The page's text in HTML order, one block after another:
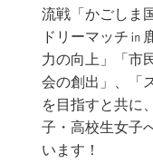
流戦「かごしま
ドリーマッチ㏌
力の向上」「市
会の創出」、「
を目指すと共に
子・高校生女子
います！